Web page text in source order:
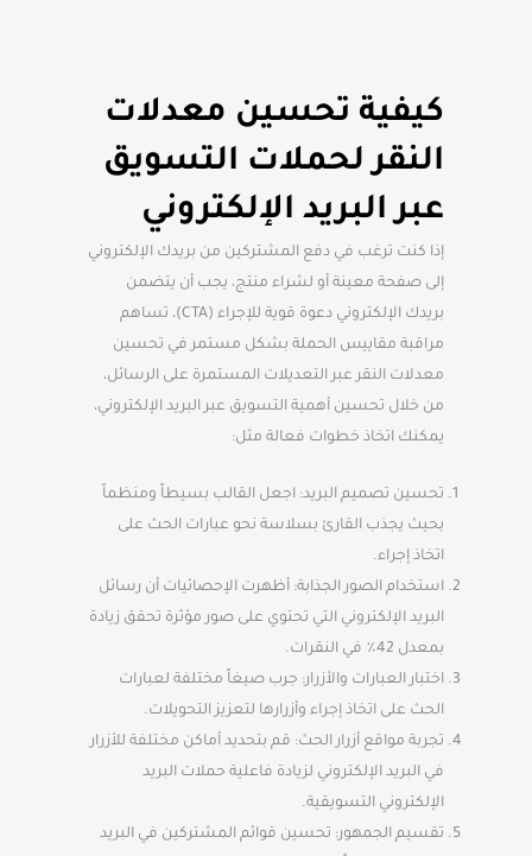
كيفية تحسين معدلات
النقر لحملات التسويق
عبر البريد الإلكتروني
إذا كنت ترغب في دفع المشتركين من بريدك الإلكتروني
إلى صفحة معينة أو لشراء منتج، يجب أن يتضمن
بريدك الإلكتروني دعوة قوية للإجراء (CTA)، تساهم
مراقبة مقاييس الحملة بشكل مستمر في تحسين
معدلات النقر عبر التعديلات المستمرة على الرسائل،
من خلال تحسين أهمية التسويق عبر البريد الإلكتروني،
يمكنك اتخاذ خطوات فعالة مثل:
تحسين تصميم البريد: اجعل القالب بسيطاً ومنظماً
بحيث يجذب القارئ بسلاسة نحو عبارات الحث على
اتخاذ إجراء.
استخدام الصور الجذابة: أظهرت الإحصائيات أن رسائل
البريد الإلكتروني التي تحتوي على صور مؤثرة تحقق زيادة
بمعدل 42٪ في النقرات.
اختبار العبارات والأزرار: جرب صيغاً مختلفة لعبارات
الحث على اتخاذ إجراء وأزرارها لتعزيز التحويلات.
تجربة مواقع أزرار الحث: قم بتحديد أماكن مختلفة للأزرار
في البريد الإلكتروني لزيادة فاعلية حملات البريد
الإلكتروني التسويقية.
تقسيم الجمهور: تحسين قوائم المشتركين في البريد